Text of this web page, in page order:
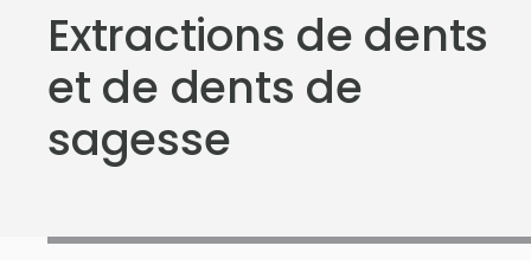
Extractions de dents
et de dents de
sagesse